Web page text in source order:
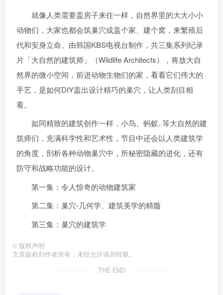
就像人类需要盖房子来住一样，自然界里的大大小小
动物们，大家也都会筑巢穴或盖个家、建个窝，来繁殖后
代和安身立命。由韩国KBS电视台制作，共三集系列纪录
片「大自然的建筑师」（Wildlife Architects），将放大自
然界的微小空间，前进动物生物们的家，看看它们伟大的
手艺，是如何DIY盖出设计精巧的巢穴，让人类刮目相
看。
如同精致的建筑创作一样，小鸟、蚂蚁..等大自然的建
筑师们，充满科学性和艺术性，节目中还会以人类建筑学
的角度，剖析各种动物巢穴中，所秘密隐藏的进化，还有
防守和战略功能的设计。
第一集：令人惊奇的动物建筑家
第二集：巢穴-几何学、建筑美学的精髓
第三集：巢穴的建筑学
© 版权声明
文章版权归作者所有，未经允许请勿转载。
THE END